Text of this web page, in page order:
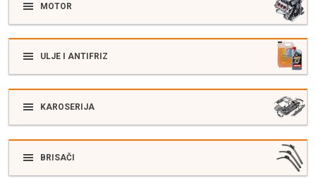
MOTOR
ULJE I ANTIFRIZ
KAROSERIJA
BRISAČI